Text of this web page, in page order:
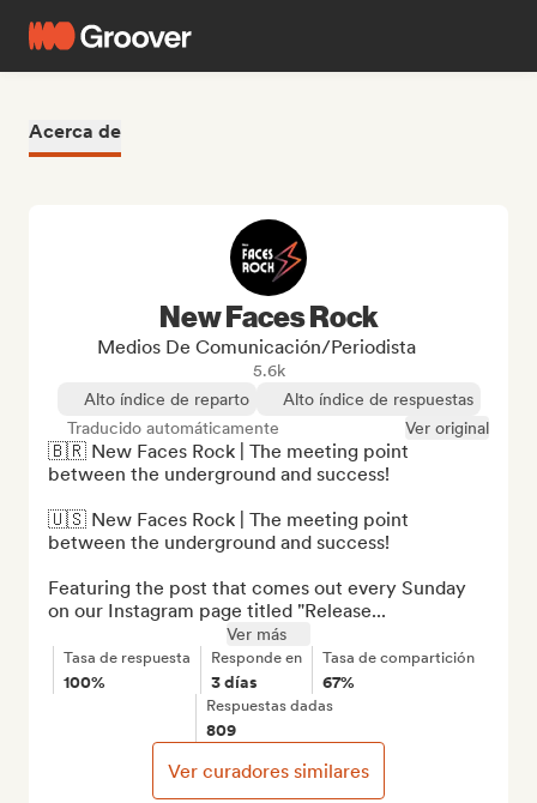
Acerca de
New Faces Rock
Medios De Comunicación/Periodista
5.6k
Alto índice de reparto
Alto índice de respuestas
Traducido automáticamente
Ver original
🇧🇷 New Faces Rock | The meeting point
between the underground and success!
🇺🇸 New Faces Rock | The meeting point
between the underground and success!
Featuring the post that comes out every Sunday
on our Instagram page titled "Release...
Ver más
Tasa de respuesta
100%
Responde en
3 días
Tasa de compartición
67%
Respuestas dadas
809
Ver curadores similares